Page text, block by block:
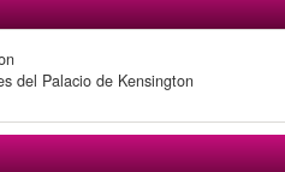
del Palacio de Kensington